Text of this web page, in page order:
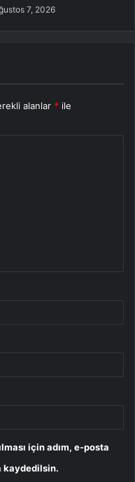
7, 2026
alanlar * ile
için adım, e-posta
kaydedilsin.